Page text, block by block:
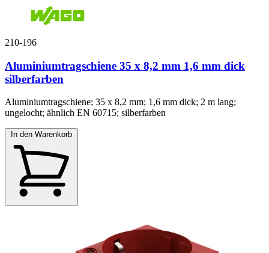
210-196
Aluminiumtragschiene 35 x 8,2 mm 1,6 mm dick
silberfarben
Aluminiumtragschiene; 35 x 8,2 mm; 1,6 mm dick; 2 m lang;
ungelocht; ähnlich EN 60715; silberfarben
In den Warenkorb